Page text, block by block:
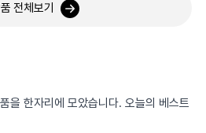
전체보기
을 한자리에 모았습니다. 오늘의 베스트